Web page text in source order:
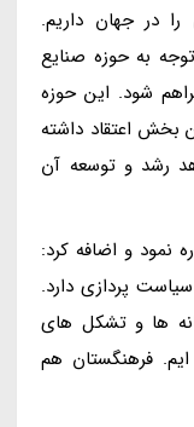
در جهان داریم.
به حوزه صنایع
شود. این حوزه
بخش اعتقاد داشته
رشد و توسعه آن
نمود و اضافه کرد:
پردازی دارد.
ها و تشکل های
فرهنگستان هم